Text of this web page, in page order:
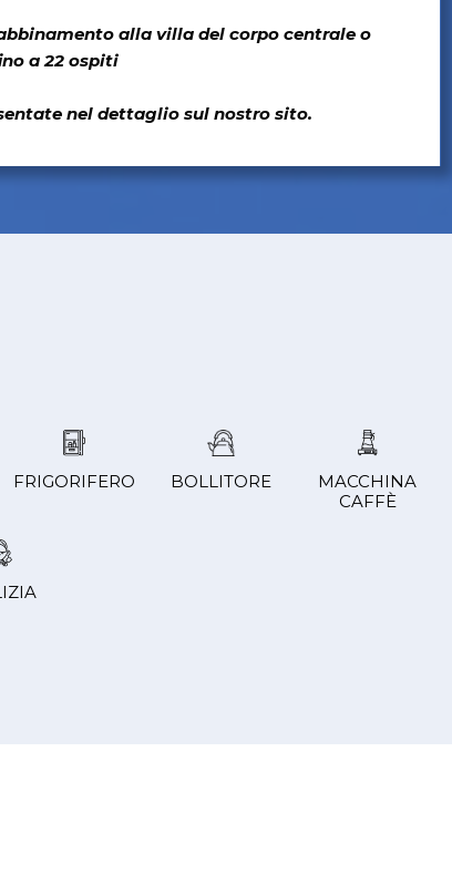
alla villa del corpo centrale o
a 22 ospiti
nel dettaglio sul nostro sito.
FRIGORIFERO BOLLITORE
MACCHINA
CAFFÈ